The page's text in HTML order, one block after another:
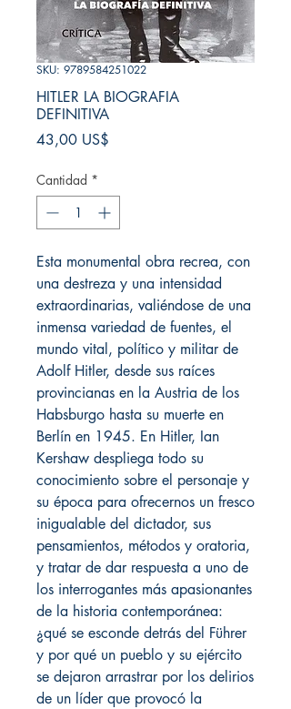
SKU: 9789584251022
HITLER LA BIOGRAFIA
DEFINITIVA
43,00 US$
Cantidad *
Esta monumental obra recrea, con
una destreza y una intensidad
extraordinarias, valiéndose de una
inmensa variedad de fuentes, el
mundo vital, político y militar de
Adolf Hitler, desde sus raíces
provincianas en la Austria de los
Habsburgo hasta su muerte en
Berlín en 1945. En Hitler, Ian
Kershaw despliega todo su
conocimiento sobre el personaje y
su época para ofrecernos un fresco
inigualable del dictador, sus
pensamientos, métodos y oratoria,
y tratar de dar respuesta a uno de
los interrogantes más apasionantes
de la historia contemporánea:
¿qué se esconde detrás del Führer
y por qué un pueblo y su ejército
se dejaron arrastrar por los delirios
de un líder que provocó la